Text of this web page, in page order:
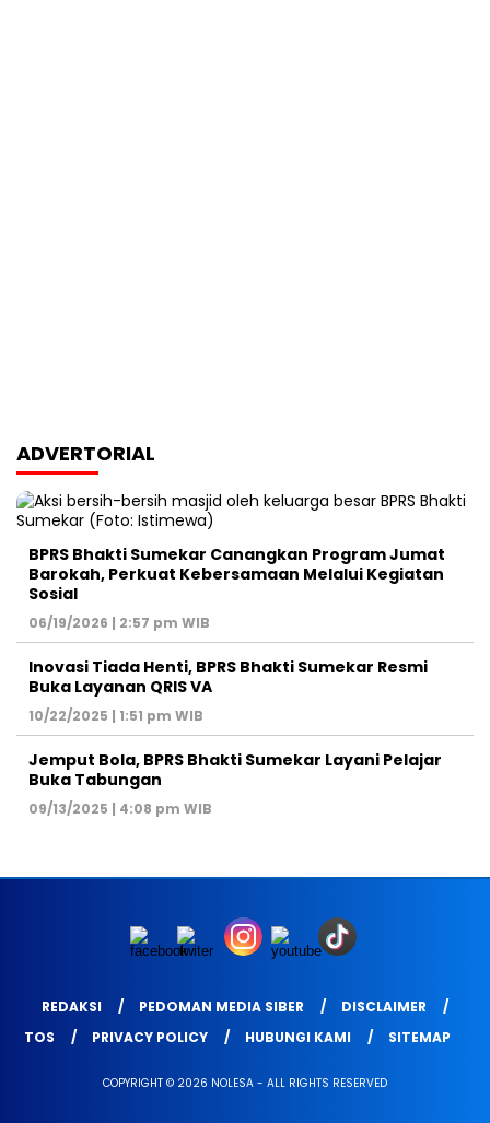
ADVERTORIAL
BPRS Bhakti Sumekar Canangkan Program Jumat
Barokah, Perkuat Kebersamaan Melalui Kegiatan
Sosial
06/19/2026 | 2:57 pm WIB
Inovasi Tiada Henti, BPRS Bhakti Sumekar Resmi
Buka Layanan QRIS VA
10/22/2025 | 1:51 pm WIB
Jemput Bola, BPRS Bhakti Sumekar Layani Pelajar
Buka Tabungan
09/13/2025 | 4:08 pm WIB
REDAKSI PEDOMAN MEDIA SIBER
DISCLAIMER
TOS
PRIVACY POLICY HUBUNGI KAMI SITEMAP
COPYRIGHT © 2026 NOLESA - ALL RIGHTS RESERVED